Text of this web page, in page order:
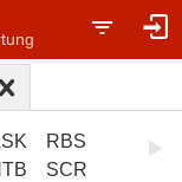
RBS
SCR